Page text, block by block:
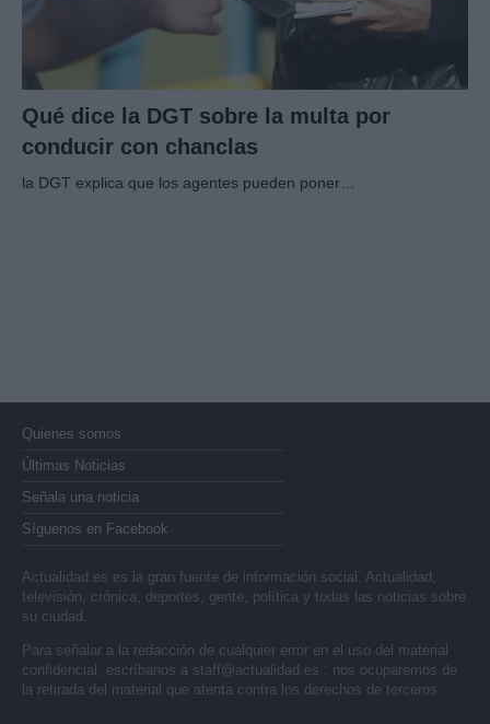
Qué dice la DGT sobre la multa por
conducir con chanclas
la DGT explica que los agentes pueden poner…
Quienes somos
Últimas Noticias
Señala una noticia
Síguenos en Facebook
Actualidad.es es la gran fuente de información social. Actualidad,
televisión, crónica, deportes, gente, política y todas las noticias sobre
su ciudad.
Para señalar a la redacción de cualquier error en el uso del material
confidencial, escríbanos a staff@actualidad.es : nos ocuparemos de
la retirada del material que atenta contra los derechos de terceros.